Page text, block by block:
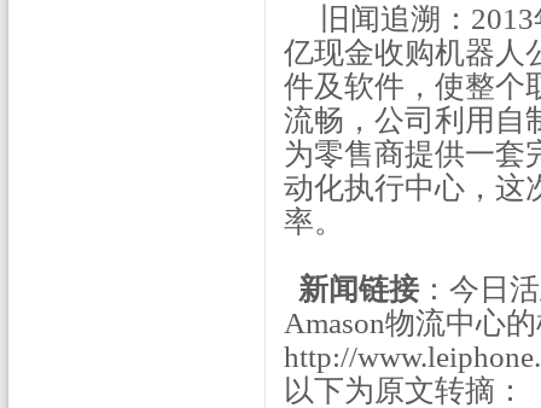
旧闻追溯：2013
亿现金收购机器人
件及软件，使整个
流畅，公司利用自
为零售商提供一套
动化执行中心，这
率。
新闻链接：今日
Amason物流中心
http://
以下为原文转摘：